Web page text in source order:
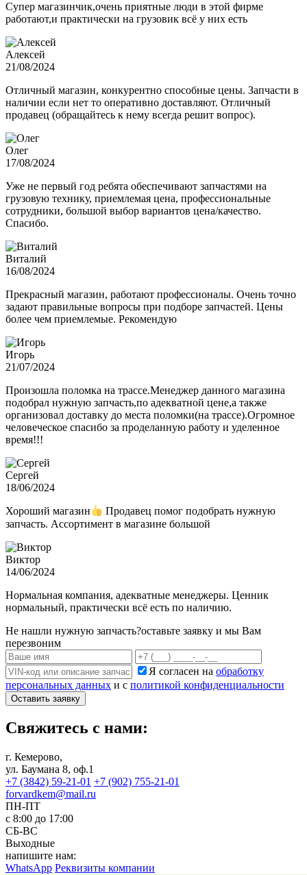
Супер магазинчик,очень приятные люди в этой фирме
работают,и практически на грузовик всё у них есть
Алексей
21/08/2024
Отличный магазин, конкурентно способные цены. Запчасти в
наличии если нет то оперативно доставляют. Отличный
продавец (обращайтесь к нему всегда решит вопрос).
Олег
17/08/2024
Уже не первый год ребята обеспечивают запчастями на
грузовую технику, приемлемая цена, профессиональные
сотрудники, большой выбор вариантов цена/качество.
Спасибо.
Виталий
16/08/2024
Прекрасный магазин, работают профессионалы. Очень точно
задают правильные вопросы при подборе запчастей. Цены
более чем приемлемые. Рекомендую
Игорь
21/07/2024
Произошла поломка на трассе.Менеджер данного магазина
подобрал нужную запчасть,по адекватной цене,а также
организовал доставку до места поломки(на трассе).Огромное
человеческое спасибо за проделанную работу и уделенное
время!!!
Сергей
18/06/2024
Хороший магазин
Продавец помог подобрать нужную
запчасть. Ассортимент в магазине большой
Виктор
14/06/2024
Нормальная компания, адекватные менеджеры. Ценник
нормальный, практически всё есть по наличию.
Не нашли нужную запчасть?оставьте заявку и мы Вам
перезвоним
Я согласен на обработку
персональных данных и с политикой конфиденциальности
Оставить заявку
Свяжитесь с нами:
г. Кемерово,
ул. Баумана 8, оф.1
+7 (3842) 59-21-01 +7 (902) 755-21-01
forvardkem@mail.ru
ПН-ПТ
с 8:00 до 17:00
СБ-ВС
Выходные
напишите нам:
WhatsApp Реквизиты компании